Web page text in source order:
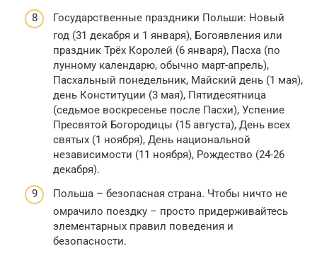
Государственные праздники Польши: Новый
год (31 декабря и 1 января), Богоявления или
праздник Трёх Королей (6 января), Пасха (по
лунному календарю, обычно март-апрель),
Пасхальный понедельник, Майский день (1 мая),
день Конституции (3 мая), Пятидесятница
(седьмое воскресенье после Пасхи), Успение
Пресвятой Богородицы (15 августа), День всех
святых (1 ноября), День национальной
независимости (11 ноября), Рождество (24-26
декабря).
Польша – безопасная страна. Чтобы ничто не
омрачило поездку – просто придерживайтесь
элементарных правил поведения и
безопасности.